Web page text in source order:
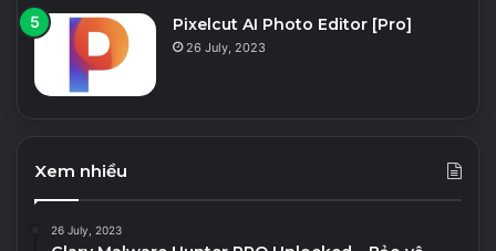
Pixelcut AI Photo Editor [Pro]
26 July, 2023
Xem nhiều
26 July, 2023